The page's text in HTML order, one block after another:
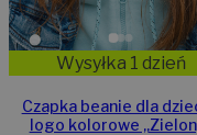
Wysyłka 1 dzień
Czapka beanie dla
logo kolorowe